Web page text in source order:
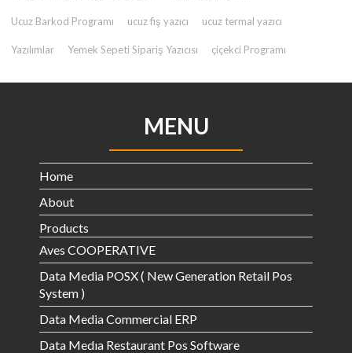
Ucuz Barkod Programı ucuz fiş yazıcı ucuz termal yazıcı
Yazılımlar Yemek Sepeti Sipariş Yazıcısı çiçekci Programı
MENU
Home
About
Products
Aves COOPERATIVE
Data Media POSX ( New Generation Retail Pos
System )
Data Media Commercial ERP
Data Medıa Restaurant Pos Software